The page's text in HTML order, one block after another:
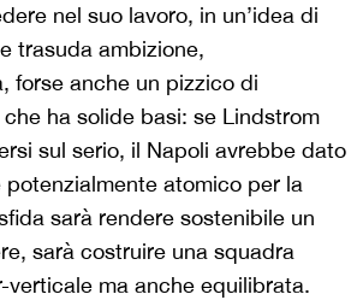
nel suo lavoro, in un’idea di
trasuda ambizione,
forse anche un pizzico di
ha solide basi: se Lindstrom
sul serio, il Napoli avrebbe dato
atomico per la
sarà rendere sostenibile un
sarà costruire una squadra
verticale ma anche equilibrata.